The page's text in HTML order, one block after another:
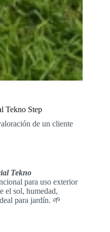
Tekno Step
de un cliente
Tekno
para uso exterior
el sol, humedad,
para jardín. 🌱